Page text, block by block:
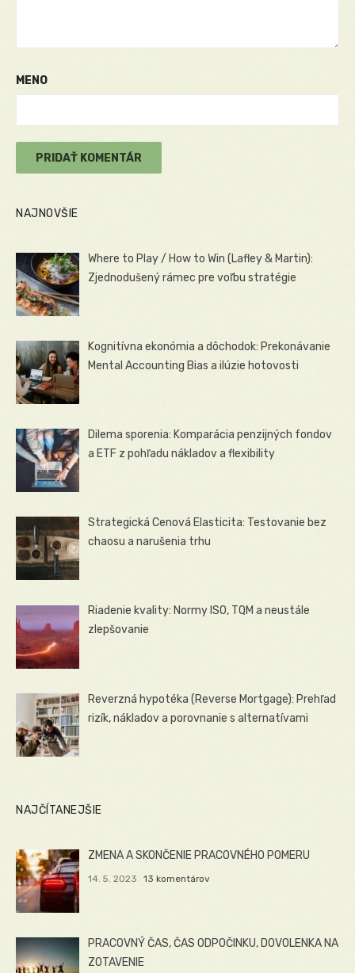
MENO
NAJNOVŠIE
Where to Play / How to Win (Lafley & Martin):
Zjednodušený rámec pre voľbu stratégie
Kognitívna ekonómia a dôchodok: Prekonávanie
Mental Accounting Bias a ilúzie hotovosti
Dilema sporenia: Komparácia penzijných fondov
a ETF z pohľadu nákladov a flexibility
Strategická Cenová Elasticita: Testovanie bez
chaosu a narušenia trhu
Riadenie kvality: Normy ISO, TQM a neustále
zlepšovanie
Reverzná hypotéka (Reverse Mortgage): Prehľad
rizík, nákladov a porovnanie s alternatívami
NAJČÍTANEJŠIE
ZMENA A SKONČENIE PRACOVNÉHO POMERU
14. 5. 2023 13 komentárov
PRACOVNÝ ČAS, ČAS ODPOČINKU, DOVOLENKA NA
ZOTAVENIE